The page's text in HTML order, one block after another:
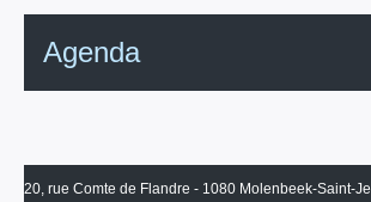
Agenda
20, rue Comte de Flandre - 1080 Molenbeek-Saint-